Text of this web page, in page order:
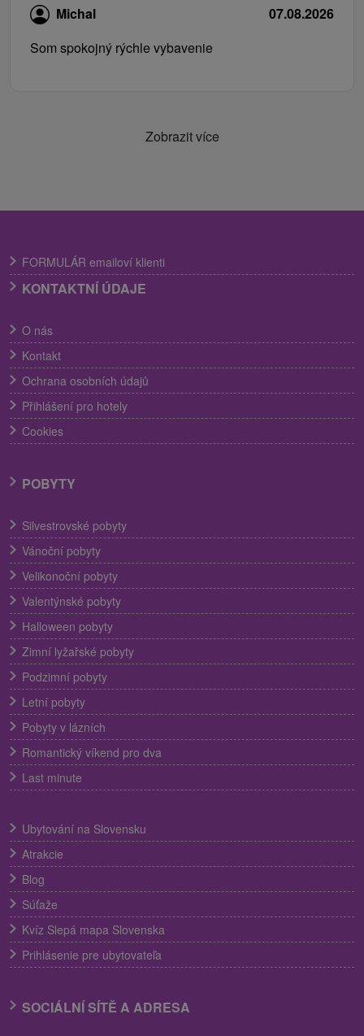
Michal
07.08.2026
Som spokojný rýchle vybavenie
Zobrazit více
FORMULÁR emailoví klienti
KONTAKTNÍ ÚDAJE
O nás
Kontakt
Ochrana osobních údajů
Přihlášení pro hotely
Cookies
POBYTY
Silvestrovské pobyty
Vánoční pobyty
Velikonoční pobyty
Valentýnské pobyty
Halloween pobyty
Zimní lyžařské pobyty
Podzimní pobyty
Letní pobyty
Pobyty v lázních
Romantický víkend pro dva
Last minute
Ubytování na Slovensku
Atrakcie
Blog
Súťaže
Kvíz Slepá mapa Slovenska
Prihlásenie pre ubytovateľa
SOCIÁLNÍ SÍTĚ A ADRESA